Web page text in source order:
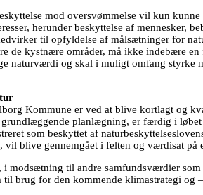
mod oversvømmelse vil kun
herunder beskyttelse af mennesker,
til opfyldelse af målsætninger for
de kystnære områder, må ikke indebære en
naturværdi og skal i muligt omfang styrke
Kommune er ved at blive kortlagt og
planlægning, er færdig i løbet
som beskyttet af
vil blive gennemgået i felten og værdisat på
modsætning til andre samfundsværdier
til brug for den kommende klimastrategi og